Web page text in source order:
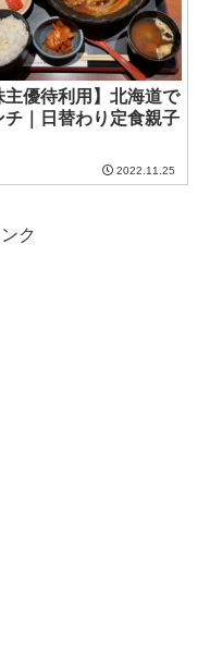
主優待利用】北海道で
チ｜日替わり定食親子
2022.11.25
ク